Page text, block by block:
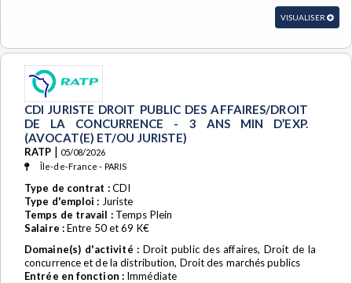
VISUALISER
CDI JURISTE DROIT PUBLIC DES AFFAIRES/DROIT
DE LA CONCURRENCE - 3 ANS MIN D’EXP.
(AVOCAT(E) ET/OU JURISTE)
RATP | 05/08/2026
Île-de-France - PARIS
Type de contrat :CDI
Type d'emploi : Juriste
Temps de travail :Temps Plein
Salaire :Entre 50 et 69 K€
Domaine(s) d'activité : Droit public des affaires, Droit de la
concurrence et de la distribution, Droit des marchés publics
Entrée en fonction : Immédiate